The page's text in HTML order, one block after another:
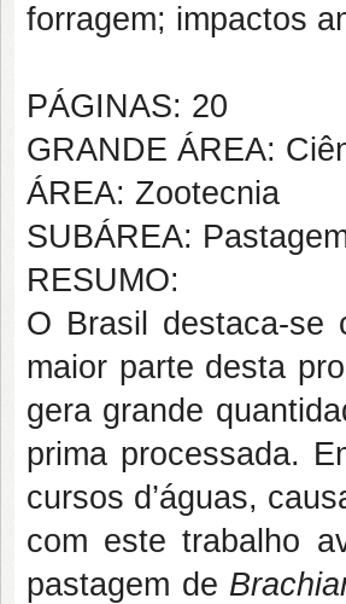
forragem; impactos
PÁGINAS: 20
GRANDE ÁREA:
ÁREA: Zootecnia
SUBÁREA:
RESUMO:
O Brasil destaca-se
maior parte desta
gera grande
prima processada.
cursos d’águas,
com este trabalho
pastagem de